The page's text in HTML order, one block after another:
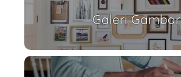
Galeri Gambar